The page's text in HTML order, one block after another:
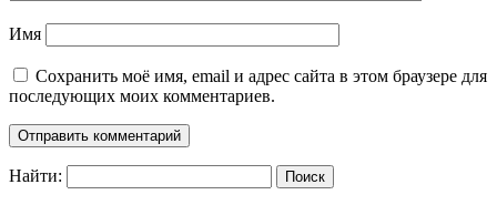
Имя
Сохранить моё имя, email и адрес сайта в этом браузере для
последующих моих комментариев.
Найти: